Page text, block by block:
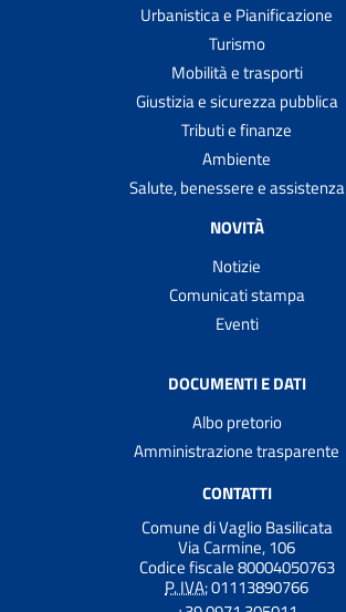
Urbanistica e Pianificazione
Turismo
Mobilità e trasporti
Giustizia e sicurezza pubblica
Tributi e finanze
Ambiente
Salute, benessere e assistenza
NOVITÀ
Notizie
Comunicati stampa
Eventi
DOCUMENTI E DATI
Albo pretorio
Amministrazione trasparente
CONTATTI
Comune di Vaglio Basilicata
Via Carmine, 106
Codice fiscale 80004050763
P. IVA:01113890766